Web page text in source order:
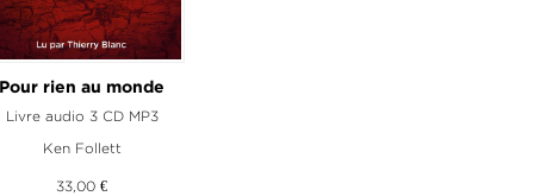
Vent de Norrberga
audio 2 CD MP3
Grebe,Carl-David Pärson
26,50 €
Pour rien au monde
Livre audio 3 CD MP3
Ken Follett
33,00 €